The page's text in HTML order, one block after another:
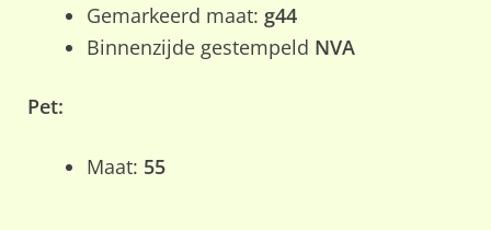
Gemarkeerd maat: g44
Binnenzijde gestempeld NVA
Pet:
Maat: 55